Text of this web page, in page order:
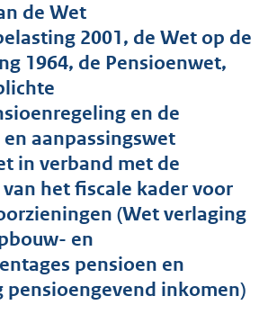
g
r
t
t
e
:
6
9
b
de Wet
2001, de Wet op de
1964, de Pensioenwet,
en de
aanpassingswet
in verband met de
het fiscale kader voor
(Wet verlaging
en
pensioen en
pensioengevend inkomen)